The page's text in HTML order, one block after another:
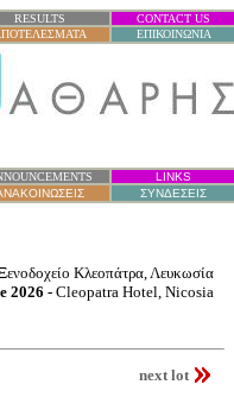
RESULTS CONTACT US
ΕΠΙΚΟΙΝΩΝΙΑ
LINKS
ΣΥΝΔΕΣΕΙΣ
Κλεοπάτρα, Λευκωσία
2026 - Cleopatra Hotel, Nicosia
next lot